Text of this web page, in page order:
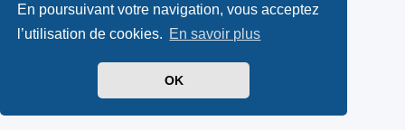
En poursuivant votre navigation, vous acceptez
l’utilisation de cookies. En savoir plus
OK